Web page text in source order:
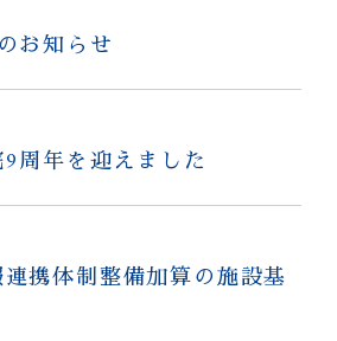
お知らせ
周年を迎えました
携体制整備加算の施設基